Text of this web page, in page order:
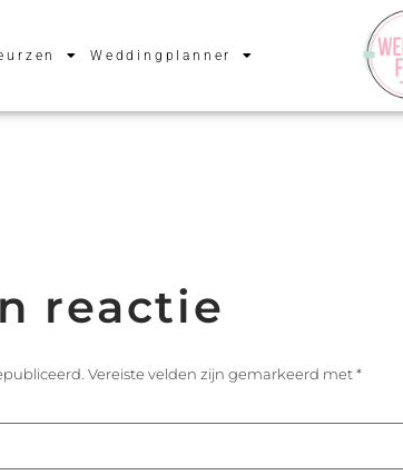
Weddingplanner
reactie
Vereiste velden zijn gemarkeerd met*